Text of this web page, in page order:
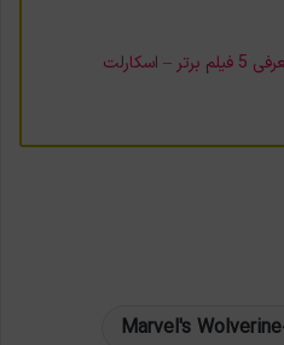
Scarlett Johansson معرفی 5 فیلم برتر – اسکارلت
Marvel's Wolverine